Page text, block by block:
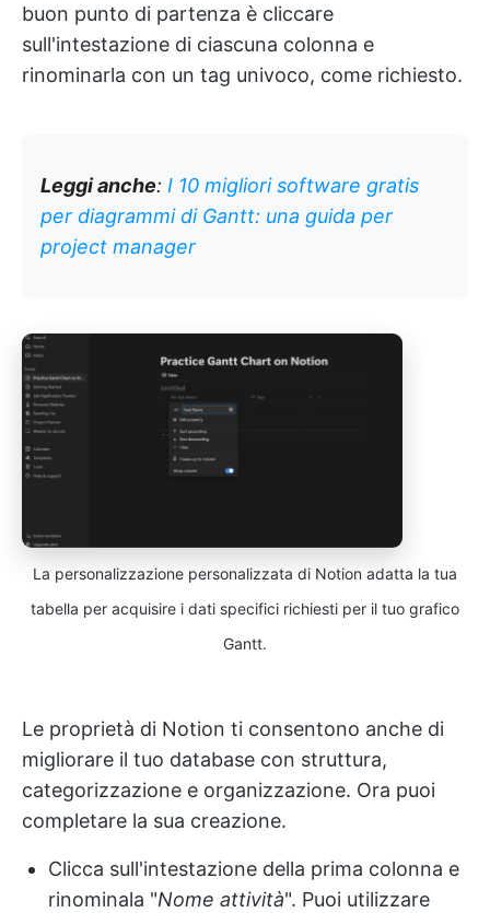
buon punto di partenza è cliccare
sull'intestazione di ciascuna colonna e
rinominarla con un tag univoco, come richiesto.
Leggi anche: I 10 migliori software gratis
per diagrammi di Gantt: una guida per
project manager
La personalizzazione personalizzata di Notion adatta la tua
tabella per acquisire i dati specifici richiesti per il tuo grafico
Gantt.
Le proprietà di Notion ti consentono anche di
migliorare il tuo database con struttura,
categorizzazione e organizzazione. Ora puoi
completare la sua creazione.
Clicca sull'intestazione della prima colonna e
rinominala "Nome attività". Puoi utilizzare